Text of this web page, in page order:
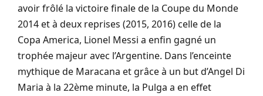
avoir frôlé la victoire finale de la Coupe du Monde
2014 et à deux reprises (2015, 2016) celle de la
Copa America, Lionel Messi a enfin gagné un
trophée majeur avec l’Argentine. Dans l’enceinte
mythique de Maracana et grâce à un but d’Angel Di
Maria à la 22ème minute, la Pulga a en effet